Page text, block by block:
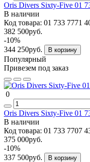
Oris Divers Sixty-Five 01
В наличии
Код товара: 01 733 7771
382 500руб.
-10%
344 250руб.
В корзину
Популярный
Привезем под заказ
0
Oris Divers Sixty-Five 01
В наличии
Код товара: 01 733 7707
375 000руб.
-10%
337 500руб.
В корзину